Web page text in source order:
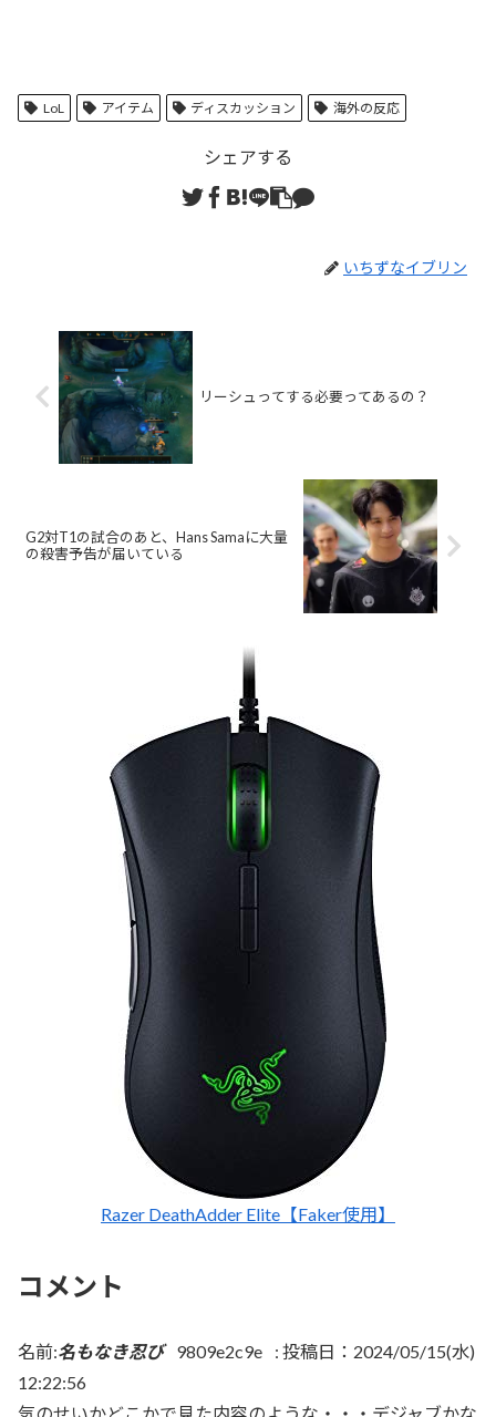
LoL アイテム ディスカッション 海外の反応
シェアする
いちずなイブリン
リーシュってする必要ってあるの？
G2対T1の試合のあと、Hans Samaに大量
の殺害予告が届いている
Razer DeathAdder Elite【Faker使用】
コメント
名前:名もなき忍び 9809e2c9e : 投稿日：2024/05/15(水)
12:22:56